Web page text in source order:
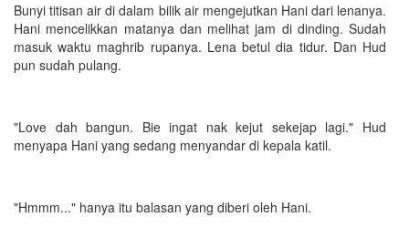
Bunyi titisan air di dalam bilik air mengejutkan Hani dari lenanya.
Hani mencelikkan matanya dan melihat jam di dinding. Sudah
masuk waktu maghrib rupanya. Lena betul dia tidur. Dan Hud
pun sudah pulang.
"Love dah bangun. Bie ingat nak kejut sekejap lagi." Hud
menyapa Hani yang sedang menyandar di kepala katil.
"Hmmm..." hanya itu balasan yang diberi oleh Hani.